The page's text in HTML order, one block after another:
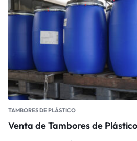
TAMBORES DE PLÁSTICO
Venta de Tambores de Plástico